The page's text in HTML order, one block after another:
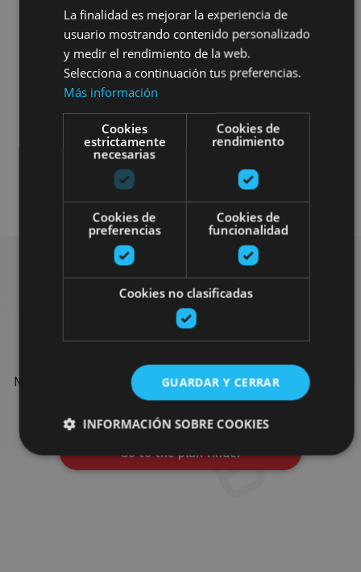
Find more plans
Find more plans and suggestions to round off your trip in
Navarre: organised activities, tours and the most important
events in the calendar.
Go to the plan finder
La finalidad es mejorar la experiencia de
usuario mostrando contenido personalizado
y medir el rendimiento de la web.
Selecciona a continuación tus preferencias.
Más información
Cookies
estrictamente
necesarias
Cookies de
rendimiento
Cookies de
preferencias
Cookies de
funcionalidad
Cookies no clasificadas
GUARDAR Y CERRAR
INFORMACIÓN SOBRE COOKIES